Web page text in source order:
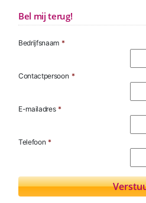
Bel mij terug!
Bedrijfsnaam *
Contactpersoon *
E-mailadres *
Telefoon *